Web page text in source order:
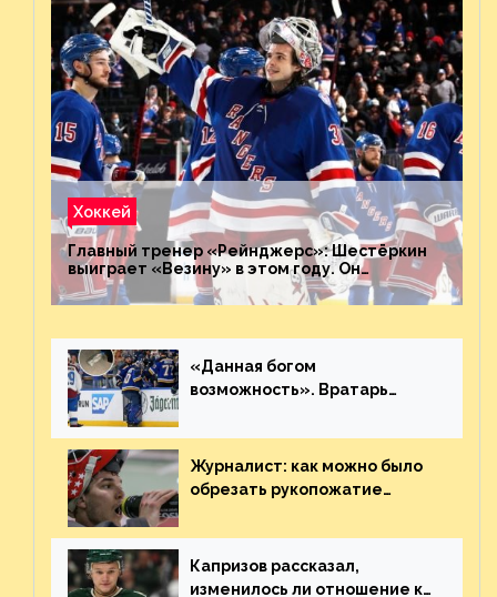
Хоккей
Главный тренер «Рейнджерс»: Шестёркин
выиграет «Везину» в этом году. Он
невероятен
«Данная богом
возможность». Вратарь
броске бутылкой в Кадри
Журналист: как можно было
обрезать рукопожатие
Плохая работа, ESPN
Капризов рассказал,
изменилось ли отношение к